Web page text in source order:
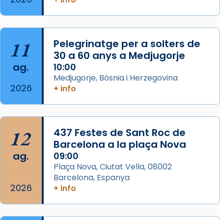
gran a Mataró.
«Si vols saber què és calor, ves per les
Santes a Mataró»🥵.
Photo
View on Facebook ·
Jaume, fill de Zebedeu, és juntament amb el
seu germà Joan i Pere un dels que
acompanyava més de prop Jesús.
Segons el llibre dels Fets (12,2) fou el primer
apòstol màrtir, decapitat a Jerusalem per
Herodes Agripa (vers l'any 44).
11
ag.
2026
Pelegrinatge per a solters de
30 a 60 anys a Medjugorje
10:00
Medjugorje, Bòsnia i Herzegovina
+ info
12
ag.
2026
437 Festes de Sant Roc de
Barcelona a la plaça Nova
09:00
Plaça Nova, Ciutat Vella, 08002
Barcelona, Espanya
+ info